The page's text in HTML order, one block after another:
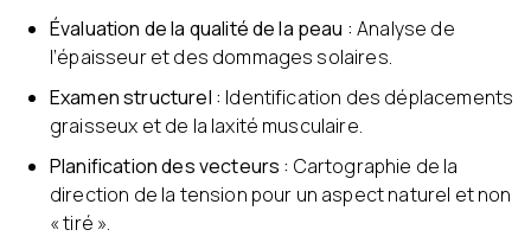
Évaluation de la qualité de la peau : Analyse de
l’épaisseur et des dommages solaires.
Examen structurel : Identification des déplacements
graisseux et de la laxité musculaire.
Planification des vecteurs : Cartographie de la
direction de la tension pour un aspect naturel et non
« tiré ».